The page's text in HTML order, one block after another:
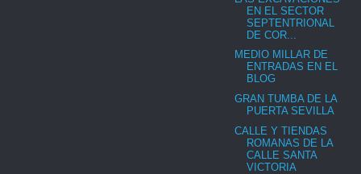
EN EL SECTOR
SEPTENTRIONAL
DE COR...
MEDIO MILLAR DE
ENTRADAS EN EL
BLOG
GRAN TUMBA DE LA
PUERTA SEVILLA
CALLE Y TIENDAS
ROMANAS DE LA
CALLE SANTA
VICTORIA